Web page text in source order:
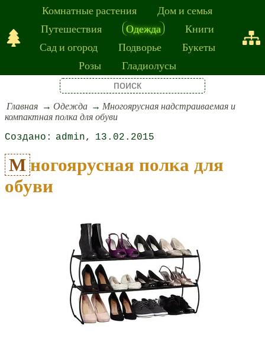
Комнатные растения
Дом и семья
Путешествия
Одежда
Книги
Сад и огород
Подворье
Букеты
Розы
Гладиолусы
Главная Одежда
Многоярусная надстраиваемая и
компактная полка для обуви
admin 13.02.2015
Многоярусная полка для
обуви